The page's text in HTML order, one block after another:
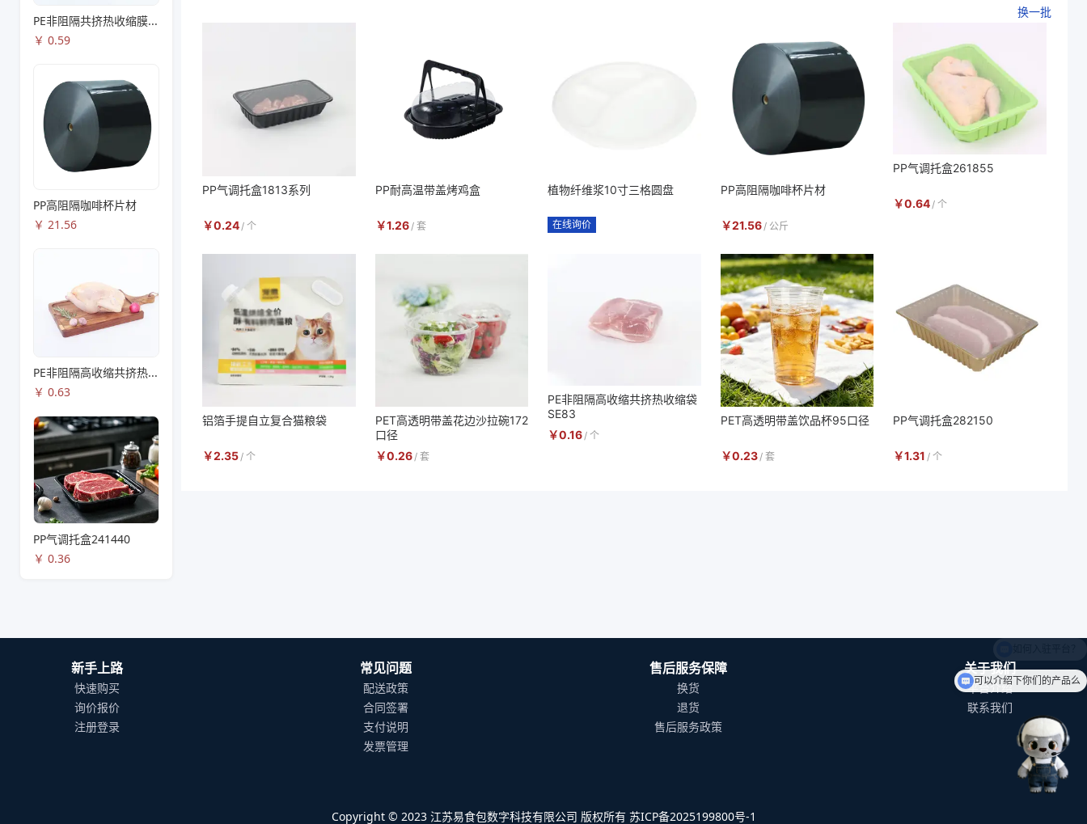
PE非阻隔共挤热收缩膜S53
￥ 0.59
PP高阻隔咖啡杯片材
￥ 21.56
PE非阻隔高收缩共挤热收缩膜S83
￥ 0.63
PP气调托盒241440
￥ 0.36
换一批
PP气调托盒1813系列
￥0.24 / 个
PP耐高温带盖烤鸡盒
￥1.26 / 套
植物纤维浆10寸三格圆盘
在线询价
PP高阻隔咖啡杯片材
￥21.56 / 公斤
PP气调托盒261855
￥0.64 / 个
铝箔手提自立复合猫粮袋
￥2.35/ 个
PET高透明带盖花边沙拉碗172
口径
￥0.26/ 套
PE非阻隔高收缩共挤热收缩袋
SE83
￥0.16 / 个
PET高透明带盖饮品杯95口径
￥0.23/ 套
PP气调托盒282150
￥1.31 / 个
新手上路
快速购买
询价报价
注册登录
常见问题
配送政策
合同签署
支付说明
发票管理
售后服务保障
换货
退货
售后服务政策
关于我们
平台介绍
联系我们
Copyright © 2023 江苏易食包数字科技有限公司 版权所有 苏ICP备2025199800号-1
可以介绍下你们的产品么